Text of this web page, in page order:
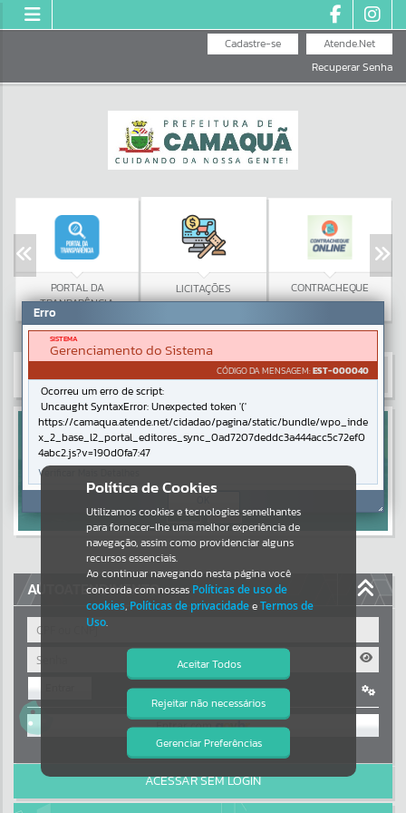
Atende.Net
Cadastre-se
Recuperar Senha
PORTAL DA
TRANPARÊNCIA
LICITAÇÕES CONTRACHEQUE
Resultados para""
Portais
Por favor, aguarde...
NOTÍCIAS
Por favor, aguarde...
Por favor, aguarde...
Por favor, aguarde...
AUTOATENDIMENTO
OU
Cadastre-se|Recuperar Senha
ACESSAR SEM LOGIN
Política de Cookies
Utilizamos cookies e tecnologias semelhantes
para fornecer-lhe uma melhor experiência de
navegação, assim como providenciar alguns
recursos essenciais.
Ao continuar navegando nesta página você
concorda com nossas Políticas de uso de
cookies, Políticas de privacidadeeTermos de
Uso.
Aceitar Todos
Rejeitar não necessários
Gerenciar Preferências
Isto significa que diversos recursos
providenciados poderão não estar
Erro
SISTEMA
Gerenciamento do Sistema
CÓDIGO DA MENSAGEM:EST-000040
Ocorreu um erro de script:
Uncaught SyntaxError: Unexpected token '('
https://camaqua.atende.net/cidadao/pagina/static/bundle/wpo_inde
x_2_base_l2_portal_editores_sync_0ad7207deddc3a444acc5c72ef0
4abc2.js?v=190d0fa7:47
Verificar Mais Detalhes